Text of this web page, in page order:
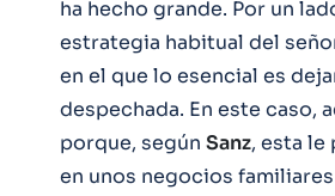
ha hecho grande. Por un
estrategia habitual del
en el que lo esencial es
despechada. En este caso,
porque, según Sanz, esta
en unos negocios